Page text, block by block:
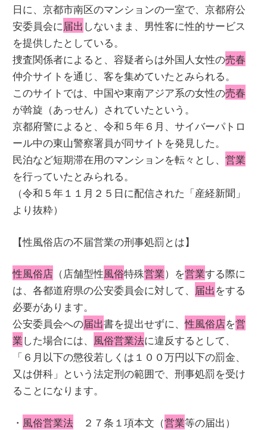
日に、京都市南区のマンションの一室で、京都府公
安委員会に届出 しないまま、男性客に性的サービス
を提供したとしている。
捜査関係者によると、容疑者らは外国人女性の売春
仲介サイトを通じ、客を集めていたとみられる。
このサイトでは、中国や東南アジア系の女性の売春
が斡旋（あっせん）されていたという。
京都府警によると、令和５年６月、サイバーパトロ
ール中の東山警察署員が同サイトを発見した。
民泊など短期滞在用のマンションを転々とし、営業
を行っていたとみられる。
（令和５年１１月２５日に配信された「産経新聞」
より抜粋）
【性風俗店の不届営業の刑事処罰とは】
性風俗店 （店舗型性風俗特殊営業）を営業する際に
は、各都道府県の公安委員会に対して、 届出をする
必要があります。
公安委員会への届出書を提出せずに、性風俗店を営
業した場合には、 風俗営業法に違反するとして、
「６月以下の懲役若しくは１００万円以下の罰金、
又は併科」という法定刑の範囲で、刑事処罰を受け
ることになります。
・ 風俗営業法 ２７条１項本文（営業等の届出）